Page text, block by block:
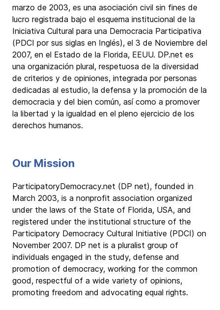
marzo de 2003, es una asociación civil sin fines de
lucro registrada bajo el esquema institucional de la
Iniciativa Cultural para una Democracia Participativa
(PDCI por sus siglas en Inglés), el 3 de Noviembre del
2007, en el Estado de la Florida, EEUU. DP.net es
una organización plural, respetuosa de la diversidad
de criterios y de opiniones, integrada por personas
dedicadas al estudio, la defensa y la promoción de la
democracia y del bien común, así como a promover
la libertad y la igualdad en el pleno ejercicio de los
derechos humanos.
Our Mission
ParticipatoryDemocracy.net (DP net), founded in
March 2003, is a nonprofit association organized
under the laws of the State of Florida, USA, and
registered under the institutional structure of the
Participatory Democracy Cultural Initiative (PDCI) on
November 2007. DP net is a pluralist group of
individuals engaged in the study, defense and
promotion of democracy, working for the common
good, respectful of a wide variety of opinions,
promoting freedom and advocating equal rights.